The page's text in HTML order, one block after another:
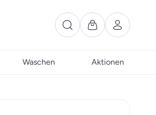
Waschen Aktionen